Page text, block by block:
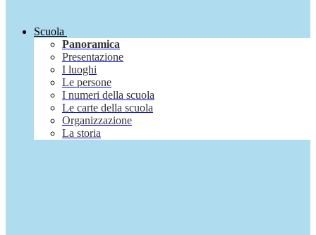
Scuola
Panoramica
Presentazione
I luoghi
Le persone
I numeri della scuola
Le carte della scuola
Organizzazione
La storia